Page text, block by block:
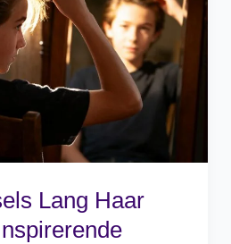
Lang Haar